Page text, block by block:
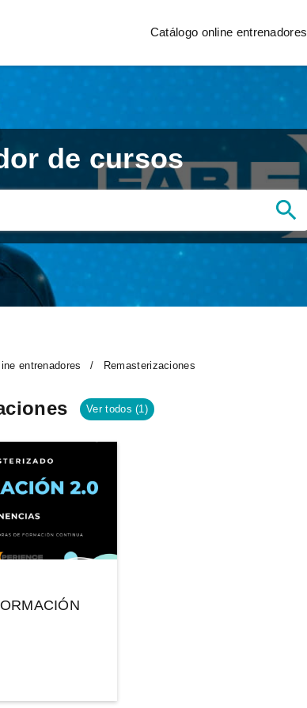
Catálogo online entrenadores
de cursos
entrenadores Remasterizaciones
Ver todos (1)